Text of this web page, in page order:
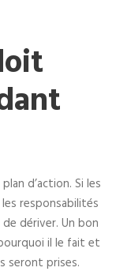
d’action. Si les
responsabilités
dériver. Un bon
il le fait et
seront prises.